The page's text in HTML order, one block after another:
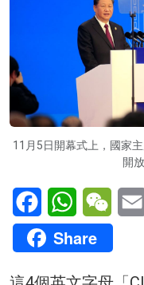
11月5日開幕式上，國家
開
FacebookWhatsApp
Share